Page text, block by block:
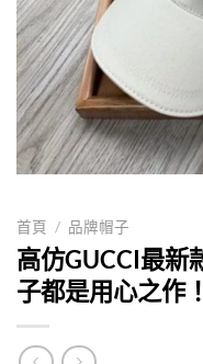
首頁 / 品牌帽子
高仿GUCCI最新
子都是用心之作